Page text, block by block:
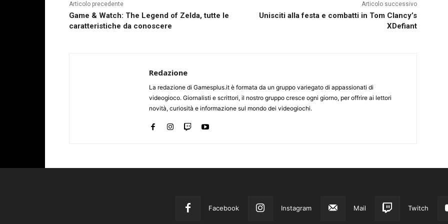
Articolo precedente
Game & Watch: The Legend of Zelda, tutte le
caratteristiche da conoscere
Articolo successivo
Unisciti alla festa e combatti in Tom Clancy’s
XDefiant
Redazione
La redazione di Gamesplus.it è formata da un gruppo variegato di appassionati di
videogioco. Giornalisti e scrittori, il nostro gruppo cresce ogni giorno, per offrire ai lettori
novità, curiosità e informazione sul mondo dei videogiochi.
Facebook Instagram Mail Twitch